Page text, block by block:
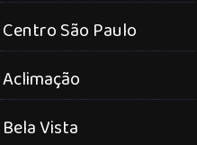
Centro São Paulo
Aclimação
Bela Vista